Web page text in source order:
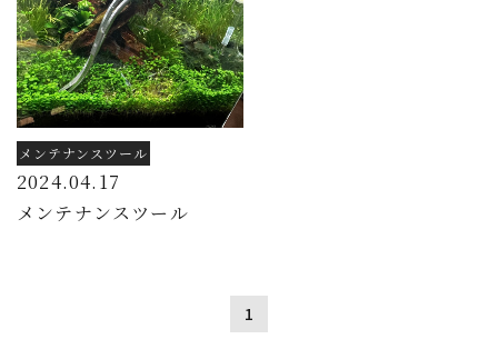
2024.04.17
メンテナンスツール
メンテナンスツール
1